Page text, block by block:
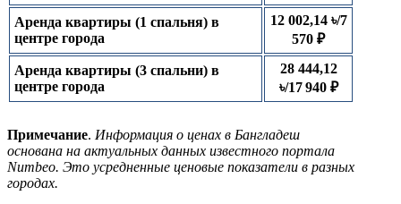
Аренда квартиры (1 спальня) в
центре города
12 002,14 ৳/7
570 ₽
Аренда квартиры (3 спальни) в
центре города
28 444,12
৳/17 940 ₽
Примечание. Информация о ценах в Бангладеш
основана на актуальных данных известного портала
Numbeo. Это усредненные ценовые показатели в разных
городах.